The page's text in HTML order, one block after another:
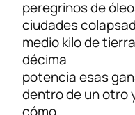
peregrinos de
ciudades
medio kilo de
décima
potencia esas
dentro de un otro
cómo